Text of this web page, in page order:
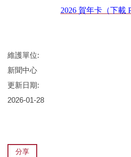
2026 賀年卡（下載
維護單位:
新聞中心
更新日期:
2026-01-28
分享